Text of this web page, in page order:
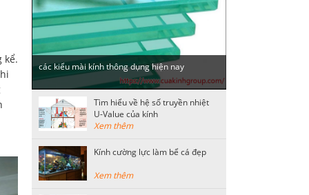
kể.
các kiểu mài kính thông dụng hiện nay
Tìm hiểu về hệ số truyền nhiệt
U-Value của kính
Xem thêm
Kính cường lực làm bể cá đẹp
Xem thêm